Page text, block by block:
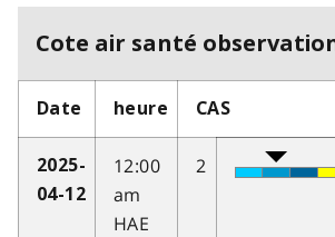
Cote air santé
Date heure CAS
2025-
04-12
12:00
am
HAE
2